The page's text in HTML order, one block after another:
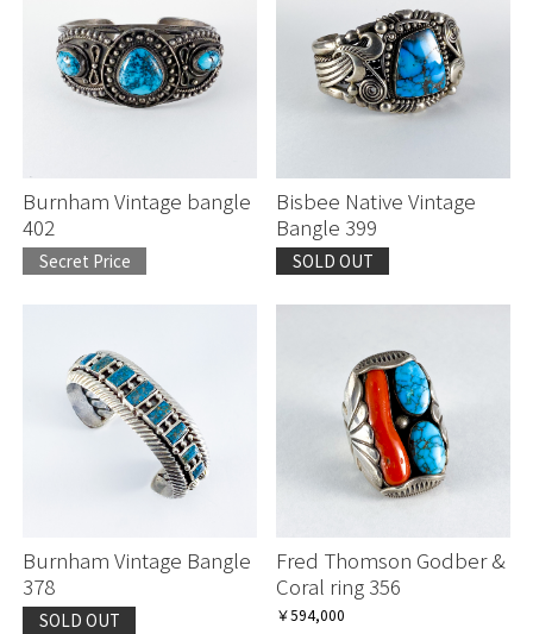
Burnham Vintage bangle
402
Secret Price
Bisbee Native Vintage
Bangle 399
SOLD OUT
Burnham Vintage Bangle
378
SOLD OUT
Fred Thomson Godber &
Coral ring 356
￥594,000